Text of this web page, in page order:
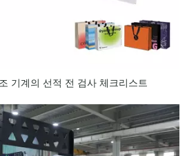
기계의 선적 전 검사 체크리스트